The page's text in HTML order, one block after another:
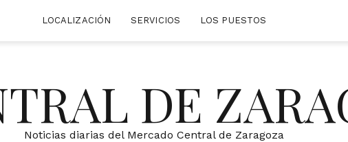
LOCALIZACIÓN SERVICIOS LOS PUESTOS
DE
Noticias diarias del Mercado Central de Zaragoza